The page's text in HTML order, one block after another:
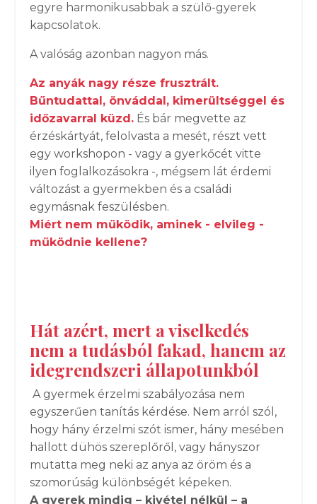
egyre harmonikusabbak a szülő-gyerek
kapcsolatok.
A valóság azonban nagyon más.
Az anyák nagy része frusztrált.
Bűntudattal, önváddal, kimerültséggel és
időzavarral küzd. És bár megvette az
érzéskártyát, felolvasta a mesét, részt vett
egy workshopon - vagy a gyerkőcét vitte
ilyen foglalkozásokra -, mégsem lát érdemi
változást a gyermekben és a családi
egymásnak feszülésben.
Miért nem működik, aminek - elvileg -
működnie kellene?
Hát azért, mert a viselkedés
nem a tudásból fakad, hanem az
idegrendszeri állapotunkból
A gyermek érzelmi szabályozása nem
egyszerűen tanítás kérdése. Nem arról szól,
hogy hány érzelmi szót ismer, hány mesében
hallott dühös szereplőről, vagy hányszor
mutatta meg neki az anya az öröm és a
szomorúság különbségét képeken.
A gyerek mindig – kivétel nélkül – a